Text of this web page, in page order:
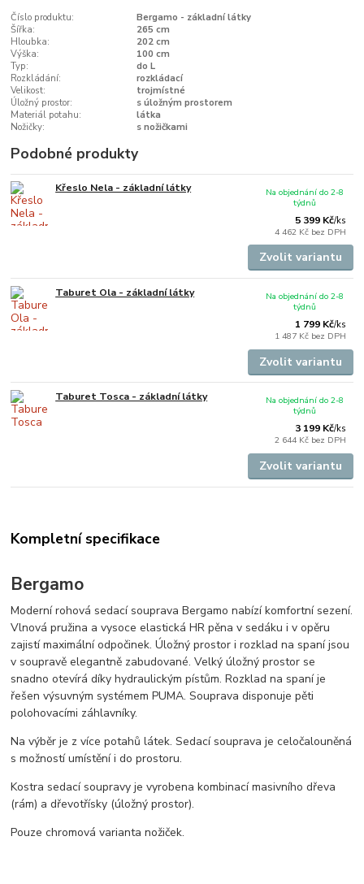
Číslo produktu:
Bergamo - základní látky
Šířka:
265 cm
Hloubka:
202 cm
Výška:
100 cm
Typ:
do L
Rozkládání:
rozkládací
Velikost:
trojmístné
Úložný prostor:
s úložným prostorem
Materiál potahu:
látka
Nožičky:
s nožičkami
Podobné produkty
Křeslo Nela - základní látky
5 399 Kč/ks
4 462 Kč bez DPH
Na objednání do 2-8
týdnů
Zvolit variantu
Taburet Ola - základní látky
1 799 Kč/ks
1 487 Kč bez DPH
Na objednání do 2-8
týdnů
Zvolit variantu
Taburet Tosca - základní látky
3 199 Kč/ks
2 644 Kč bez DPH
Na objednání do 2-8
týdnů
Zvolit variantu
Kompletní specifikace
Bergamo
Moderní rohová sedací souprava Bergamo nabízí komfortní sezení.
Vlnová pružina a vysoce elastická HR pěna v sedáku i v opěru
zajistí maximální odpočinek. Úložný prostor i rozklad na spaní jsou
v soupravě elegantně zabudované. Velký úložný prostor se
snadno otevírá díky hydraulickým pístům. Rozklad na spaní je
řešen výsuvným systémem PUMA. Souprava disponuje pěti
polohovacími záhlavníky.
Na výběr je z více potahů látek. Sedací souprava je celočalouněná
s možností umístění i do prostoru.
Kostra sedací soupravy je vyrobena kombinací masivního dřeva
(rám) a dřevotřísky (úložný prostor).
Pouze chromová varianta nožiček.